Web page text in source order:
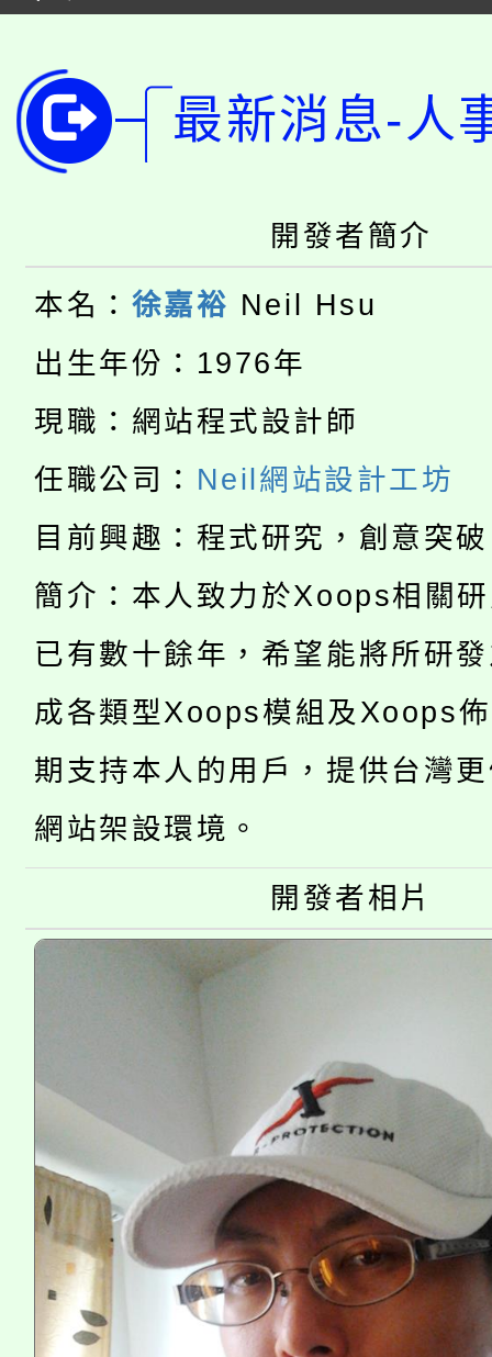
徵才活動。
YOUNG桃局內行報名
局官網。
開!
115年桃園市運動會8/
視費優惠，中低收入戶
半價優惠，詳情可洽有
者。
大園自造教育及科技
份教師增能研習
大溪自造教育及科技中
份教師研習
淨零綠生活教案入校路
會
115年食農教育專業人
程
場熱烈登場!
8/21下午1時於龍潭區
YOUNG桃局內行報名
局官網。
8月14至27日，桃園電
開!
115年桃園市運動會8/
田徑場及游泳池舉行。
桃園市低收入戶享有免
視費優惠，中低收入戶
半價優惠，詳情可洽有
大園自造教育及科技中
份教師增能研習
大溪自造教育及科技中
份教師研習
淨零綠生活教案入校路
會
115年食農教育專業人
最新消息-人
開發者簡介
本名： 徐嘉裕 Neil Hsu
出生年份：1976年
現職：網站程式設計師
任職公司： Neil網站設計工坊
目前興趣：程式研究，創意突
簡介：本人致力於Xoops相關
已有數十餘年，希望能將所研
成各類型Xoops模組及Xoops
期支持本人的用戶，提供台灣
網站架設環境。
開發者相片